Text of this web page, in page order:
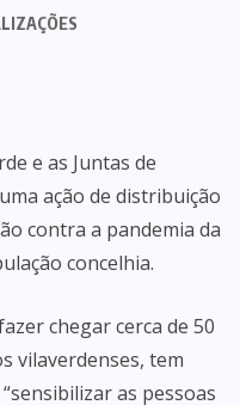
e as Juntas de
ação de distribuição
contra a pandemia da
concelhia.
chegar cerca de 50
vilaverdenses, tem
as pessoas